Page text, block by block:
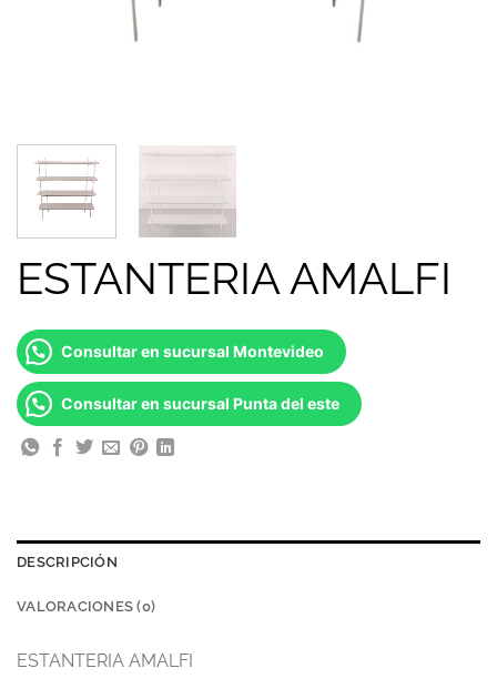
ESTANTERIA AMALFI
Consultar en sucursal Montevideo
Consultar en sucursal Punta del este
DESCRIPCIÓN
VALORACIONES (0)
ESTANTERIA AMALFI